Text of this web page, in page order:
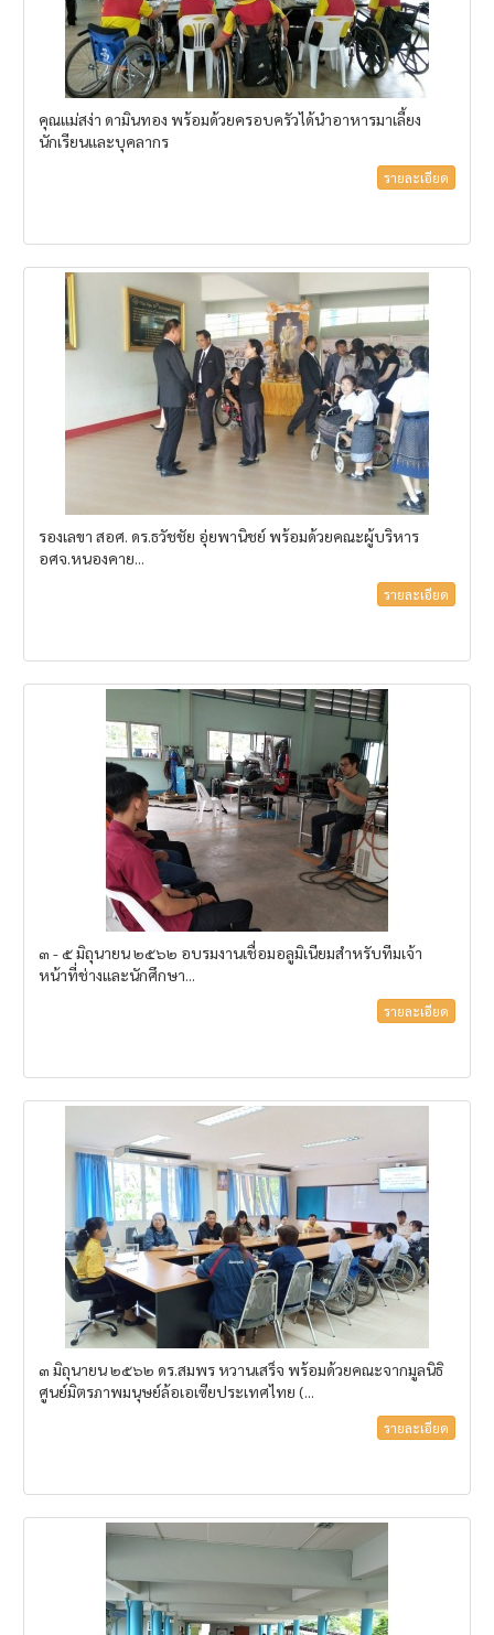
คุณแม่สง่า ดามินทอง พร้อมด้วยครอบครัวได้นำอาหารมาเลี้ยง
นักเรียนและบุคลากร
รายละเอียด
รองเลขา สอศ. ดร.ธวัชชัย อุ่ยพานิชย์ พร้อมด้วยคณะผู้บริหาร
อศจ.หนองคาย...
รายละเอียด
๓ - ๕ มิถุนายน ๒๕๖๒ อบรมงานเชื่อมอลูมิเนียมสำหรับทีมเจ้า
หน้าที่ช่างและนักศึกษา...
รายละเอียด
๓ มิถุนายน ๒๕๖๒ ดร.สมพร หวานเสร็จ พร้อมด้วยคณะจากมูลนิธิ
ศูนย์มิตรภาพมนุษย์ล้อเอเซียประเทศไทย (...
รายละเอียด